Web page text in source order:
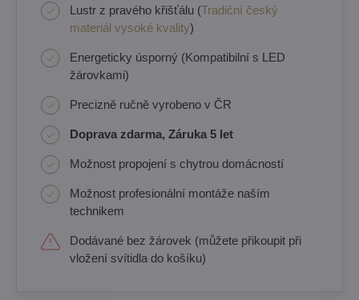
Lustr z pravého křišťálu (Tradiční český
materiál vysoké kvality)
Energeticky úsporný (Kompatibilní s LED
žárovkami)
Precizně ručně vyrobeno v ČR
Doprava zdarma, Záruka 5 let
Možnost propojení s chytrou domácností
Možnost profesionální montáže naším
technikem
Dodávané bez žárovek (můžete přikoupit při
vložení svítidla do košíku)